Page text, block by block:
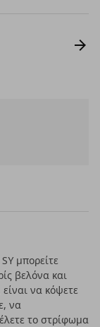
μπορείτε
βελόνα και
να κόψετε
να
το στρίφωμα